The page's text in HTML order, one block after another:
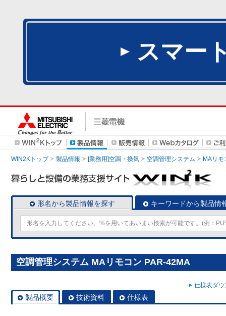
スマー
WIN2Kトップ 製品情報 [業務用]空調・換気 空調管理システム MAリモ
形名から製品情報を探す キーワードから製品情
空調管理システム MAリモコン PAR-42MA
仕様表ダ
製品概要 技術資料 仕様表